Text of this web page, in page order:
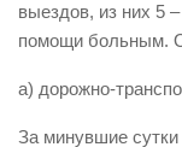
Оказание
выездов, из них 5
помощи больным.
а) дорожно-
За минувшие